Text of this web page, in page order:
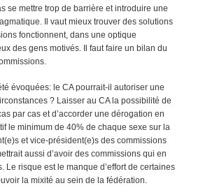
se mettre trop de barrière et introduire une
Il vaut mieux trouver des solutions
fonctionnent, dans une optique
des gens motivés. Il faut faire un bilan du
évoquées: le CA pourrait-il autoriser une
? Laisser au CA la possibilité de
par cas et d’accorder une dérogation en
le minimum de 40% de chaque sexe sur la
et vice-président(e)s des commissions
aussi d’avoir des commissions qui en
Le risque est le manque d’effort de certaines
la mixité au sein de la fédération.